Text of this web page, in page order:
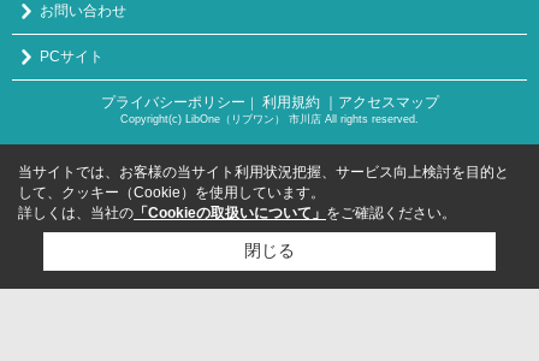
お問い合わせ
PCサイト
プライバシーポリシー ｜ 利用規約 ｜アクセスマップ
Copyright(c) LibOne（リブワン） 市川店 All rights reserved.
当サイトでは、お客様の当サイト利用状況把握、サービス向上検討を目的と
して、クッキー（Cookie）を使用しています。
詳しくは、当社の 「Cookieの取扱いについて」 をご確認ください。
閉じる